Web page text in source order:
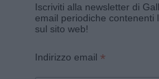
Iscriviti alla newsletter di
email periodiche contenenti
sul sito web!
Indirizzo email *